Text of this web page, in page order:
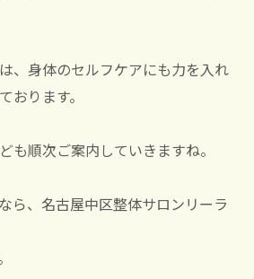
、身体のセルフケアにも力を入れ
おります。
も順次ご案内していきますね。
ら、名古屋中区整体サロンリーラ